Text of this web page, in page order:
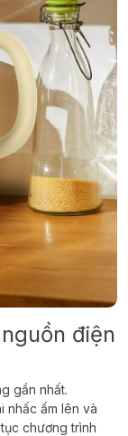
điện
gần nhất.
nhấc ấm lên và
chương trình